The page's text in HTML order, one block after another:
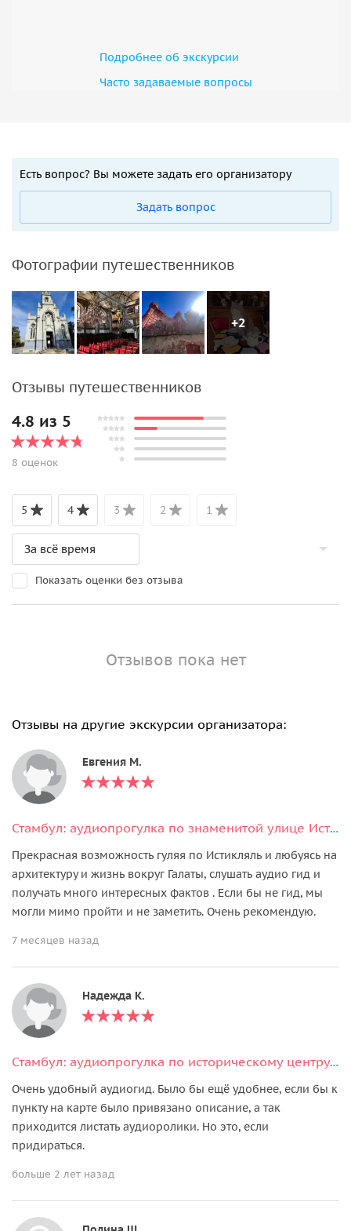
Подробнее об экскурсии
Часто задаваемые вопросы
Есть вопрос? Вы можете задать его организатору
Задать вопрос
Фотографии путешественников
+2
Отзывы путешественников
4.8 из 5
8 оценок
5 4 3 2 1
Показать оценки без отзыва
Отзывов пока нет
Отзывы на другие экскурсии организатора:
Евгения М.
Стамбул: аудиопрогулка по знаменитой улице Истикляль
Прекрасная возможность гуляя по Истикляль и любуясь на
архитектуру и жизнь вокруг Галаты, слушать аудио гид и
получать много интересных фактов . Если бы не гид, мы
могли мимо пройти и не заметить. Очень рекомендую.
7 месяцев назад
Надежда К.
Стамбул: аудиопрогулка по историческому центру Султанахмет
Очень удобный аудиогид. Было бы ещё удобнее, если бы к
пункту на карте было привязано описание, а так
приходится листать аудиоролики. Но это, если
придираться.
больше 2 лет назад